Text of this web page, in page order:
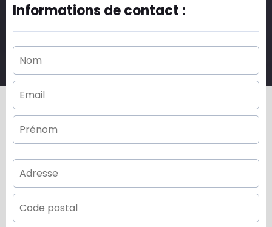
Informations de contact :